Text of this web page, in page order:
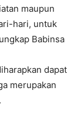
maupun
hari, untuk
Babinsa
dapat
merupakan